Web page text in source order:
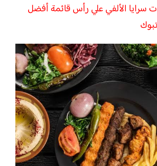
الألفي علي رأس قائمة أفضل